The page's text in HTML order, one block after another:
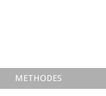
METHODES